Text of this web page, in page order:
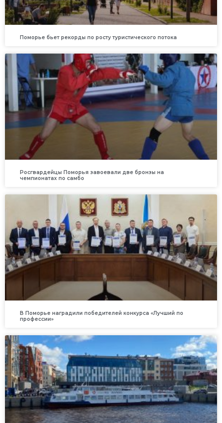
Поморье бьет рекорды по росту туристического потока
Росгвардейцы Поморья завоевали две бронзы на
чемпионатах по самбо
В Поморье наградили победителей конкурса «Лучший по
профессии»